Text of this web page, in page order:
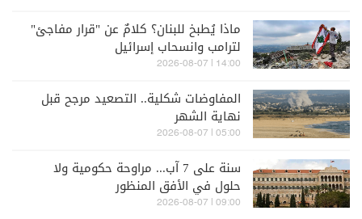
ماذا يُطبخ للبنان؟ كلامٌ عن "قرار مفاجئ"
لترامب وانسحاب إسرائيل
14:00 | 2026-08-07
المفاوضات شكلية.. التصعيد مرجح قبل
نهاية الشهر
05:00 | 2026-08-07
سنة على 7 آب... مراوحة حكومية ولا
حلول في الأفق المنظور
09:00 | 2026-08-07